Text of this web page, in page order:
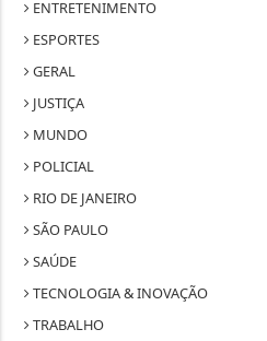
ENTRETENIMENTO
ESPORTES
GERAL
JUSTIÇA
MUNDO
POLICIAL
RIO DE JANEIRO
SÃO PAULO
SAÚDE
TECNOLOGIA & INOVAÇÃO
TRABALHO